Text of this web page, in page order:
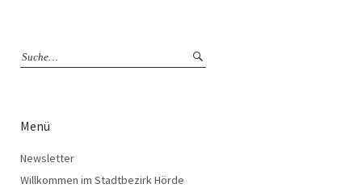
Menü
Newsletter
Willkommen im Stadtbezirk Hörde